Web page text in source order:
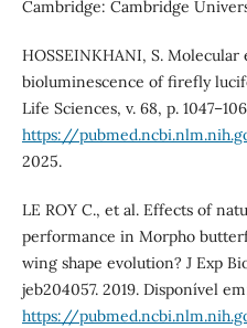
Cambridge: Cambridge
HOSSEINKHANI, S.
bioluminescence of firefly
Life Sciences, v. 68, p.
https://
2025.
LE ROY C., et al. Effects of
performance in Morpho
wing shape evolution? J Exp
jeb204057. 2019. Disponível
https://